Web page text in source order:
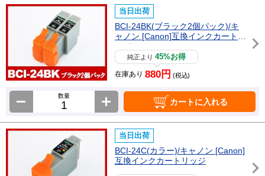
当日出荷
BCI-24BK(ブラック2個パック)/キ
ャノン [Canon]互換インクカートリ
ッジ
純正より45%お得
在庫あり 880円 (税込)
数量
カートに入れる
当日出荷
BCI-24C(カラー)/キャノン [Canon]
互換インクカートリッジ